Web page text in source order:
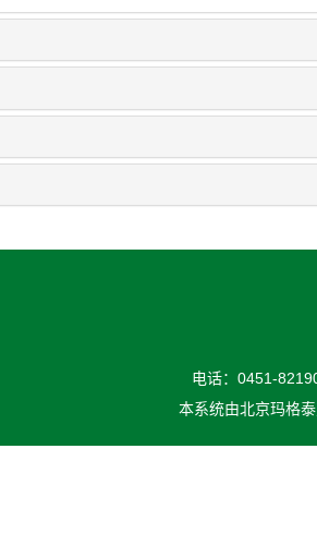
电话：0451-
本系统由北京玛格